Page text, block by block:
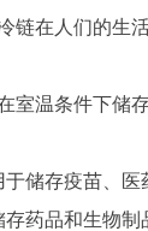
链在人们的生
温条件下储存
存疫苗、医
品和生物制